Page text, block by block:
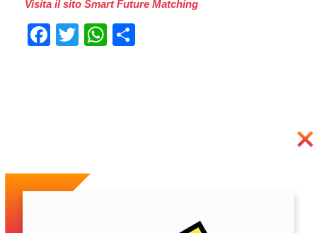
Visita il sito Smart Future Matching
Facebook
TwitterWhatsApp